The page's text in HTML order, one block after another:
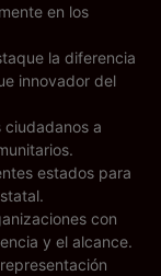
en los
la diferencia
innovador del
ciudadanos a
estados para
con
y el alcance.